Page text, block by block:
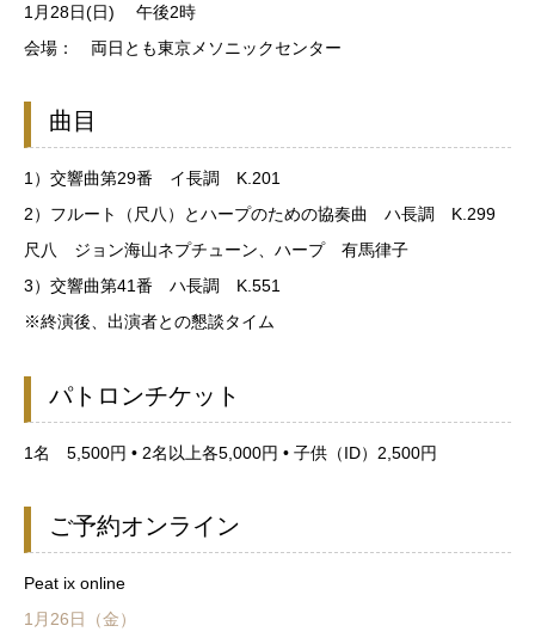
1月28日(日) 午後2時
会場： 両日とも東京メソニックセンター
曲目
1）交響曲第29番 イ長調 K.201
2）フルート（尺八）とハープのための協奏曲 ハ長調 K.299
尺八 ジョン海山ネプチューン、ハープ 有馬律子
3）交響曲第41番 ハ長調 K.551
※終演後、出演者との懇談タイム
パトロンチケット
1名 5,500円 • 2名以上各5,000円 • 子供（ID）2,500円
ご予約オンライン
Peat ix online
1月26日（金）